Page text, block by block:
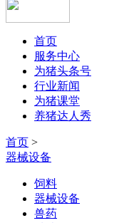
首页
服务中心
为猪头条号
行业新闻
为猪课堂
养猪达人秀
首页 >
器械设备
饲料
器械设备
兽药